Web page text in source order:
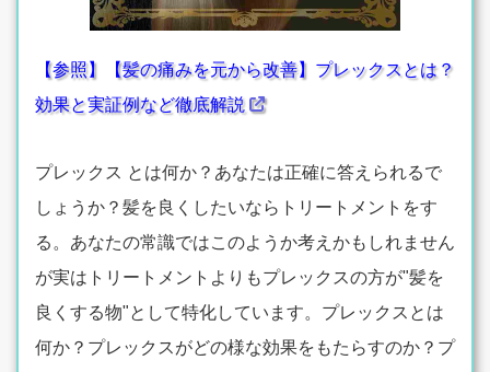
【参照】【髪の痛みを元から改善】プレックスとは？
効果と実証例など徹底解説
プレックス とは何か？あなたは正確に答えられるで
しょうか？髪を良くしたいならトリートメントをす
る。あなたの常識ではこのようか考えかもしれません
が実はトリートメントよりもプレックスの方が"髪を
良くする物"として特化しています。プレックスとは
何か？プレックスがどの様な効果をもたらすのか？プ